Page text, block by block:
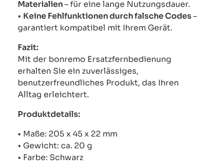
Materialien– für eine lange Nutzungsdauer.
• Keine Fehlfunktionen durch falsche Codes–
garantiert kompatibel mit Ihrem Gerät.
Fazit:
Mit der bonremo Ersatzfernbedienung
erhalten Sie ein zuverlässiges,
benutzerfreundliches Produkt, das Ihren
Alltag erleichtert.
Produktdetails:
• Maße: 205 x 45 x 22 mm
• Gewicht: ca. 20 g
• Farbe: Schwarz